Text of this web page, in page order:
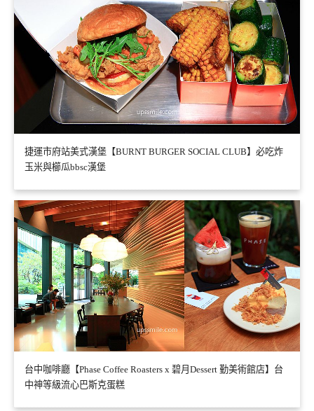
捷運市府站美式漢堡【BURNT BURGER SOCIAL CLUB】必吃炸
玉米與櫛瓜bbsc漢堡
台中咖啡廳【Phase Coffee Roasters x 碧月Dessert 勤美術館店】台
中神等級流心巴斯克蛋糕